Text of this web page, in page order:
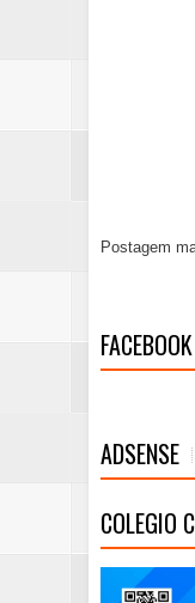
Postagem
FACEBOOK
ADSENSE
COLEGIO